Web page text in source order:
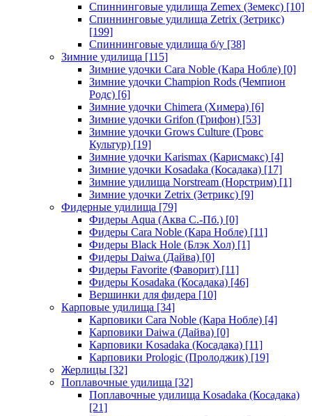
Спиннинговые удилища Zemex (Земекс) [10]
Спиннинговые удилища Zetrix (Зетрикс)
[199]
Спиннинговые удилища б/у [38]
Зимние удилища [115]
Зимние удочки Cara Noble (Кара Нобле) [0]
Зимние удочки Champion Rods (Чемпион
Родс) [6]
Зимние удочки Chimera (Химера) [6]
Зимние удочки Grifon (Грифон) [53]
Зимние удочки Grows Culture (Гровс
Культур) [19]
Зимние удочки Karismax (Карисмакс) [4]
Зимние удочки Kosadaka (Косадака) [17]
Зимние удилища Norstream (Норстрим) [1]
Зимние удочки Zetrix (Зетрикс) [9]
Фидерные удилища [79]
Фидеры Aqua (Аква С.-Пб.) [0]
Фидеры Cara Noble (Кара Нобле) [11]
Фидеры Black Hole (Блэк Хол) [1]
Фидеры Daiwa (Дайва) [0]
Фидеры Favorite (Фаворит) [11]
Фидеры Kosadaka (Косадака) [46]
Вершинки для фидера [10]
Карповые удилища [34]
Карповики Cara Noble (Кара Нобле) [4]
Карповики Daiwa (Дайва) [0]
Карповики Kosadaka (Косадака) [11]
Карповики Prologic (Пролоджик) [19]
Жерлицы [32]
Поплавочные удилища [32]
Поплавочные удилища Kosadaka (Косадака)
[21]